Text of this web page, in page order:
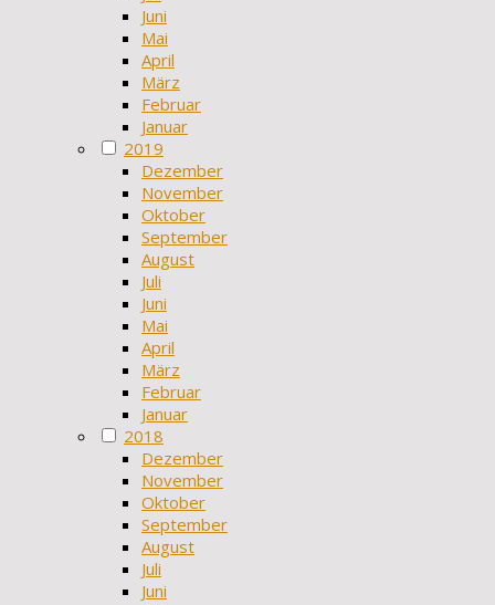
Juni
Mai
April
März
Februar
Januar
2019
Dezember
November
Oktober
September
August
Juli
Juni
Mai
April
März
Februar
Januar
2018
Dezember
November
Oktober
September
August
Juli
Juni